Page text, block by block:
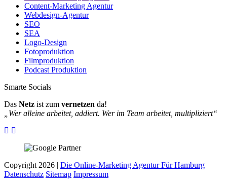
Content-Marketing Agentur
Webdesign-Agentur
SEO
SEA
Logo-Design
Fotoproduktion
Filmproduktion
Podcast Produktion
Smarte Socials
Das Netz ist zum vernetzen da!
„Wer alleine arbeitet, addiert. Wer im Team arbeitet, multipliziert“
Copyright 2026 | Die Online-Marketing Agentur Für Hamburg
Datenschutz Sitemap Impressum